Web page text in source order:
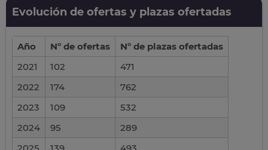
Evolución de ofertas y plazas ofertadas
Año Nº de ofertas
Nº de plazas ofertadas
2021
102
471
2022
174
762
2023
109
532
2024
95
289